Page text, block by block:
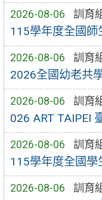
2026-08-06 訓育
115學年度全國師
2026-08-06 訓育
2026全國幼老共
2026-08-06 訓育
026 ART TAIPEI
2026-08-06 訓育
115學年度全國學
2026-08-06 訓育